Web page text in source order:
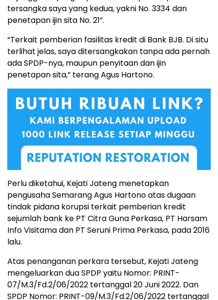
tersangka saya yang kedua, yakni No. 3334 dan
penetapan ijin sita No. 21”.
“Terkait pemberian fasilitas kredit di Bank BJB. Di situ
terlihat jelas, saya ditersangkakan tanpa ada pernah
ada SPDP-nya, maupun penyitaan dan ijin
penetapan sita,” terang Agus Hartono.
Perlu diketahui, Kejati Jateng menetapkan
pengusaha Semarang Agus Hartono atas dugaan
tindak pidana korupsi terkait pemberian kredit
sejumlah bank ke PT Citra Guna Perkasa, PT Harsam
Info Visitama dan PT Seruni Prima Perkasa, pada 2016
lalu.
Atas penanganan perkara tersebut, Kejati Jateng
mengeluarkan dua SPDP yaitu Nomor: PRINT-
07/M.3/Fd.2/06/2022 tertanggal 20 Juni 2022. Dan
SPDP Nomor: PRINT-09/M.3/Fd.2/06/2022 tertanggal